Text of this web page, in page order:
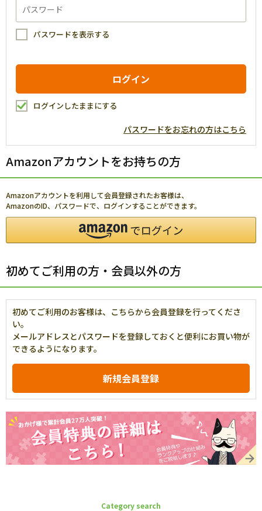
パスワードを表示する
ログインしたままにする
パスワードをお忘れの方はこちら
Amazonアカウントをお持ちの方
Amazonアカウントを利用して会員登録されたお客様は、
AmazonのID、パスワードで、ログインすることができます。
初めてご利用の方・会員以外の方
初めてご利用のお客様は、こちらから会員登録を行ってくださ
い。
メールアドレスとパスワードを登録しておくと便利にお買い物が
できるようになります。
Category search